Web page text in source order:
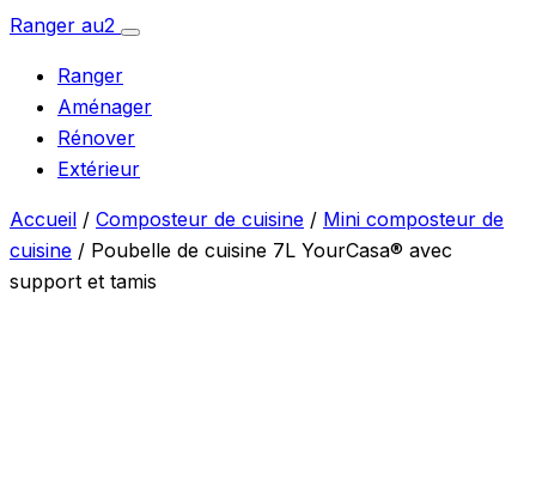
Aller
contenu
Ranger au2
Ouvrir
Ranger
Aménager
Rénover
Extérieur
Accueil / Composteur de cuisine / Mini composteur de
cuisine / Poubelle de cuisine 7L YourCasa® avec
support et tamis